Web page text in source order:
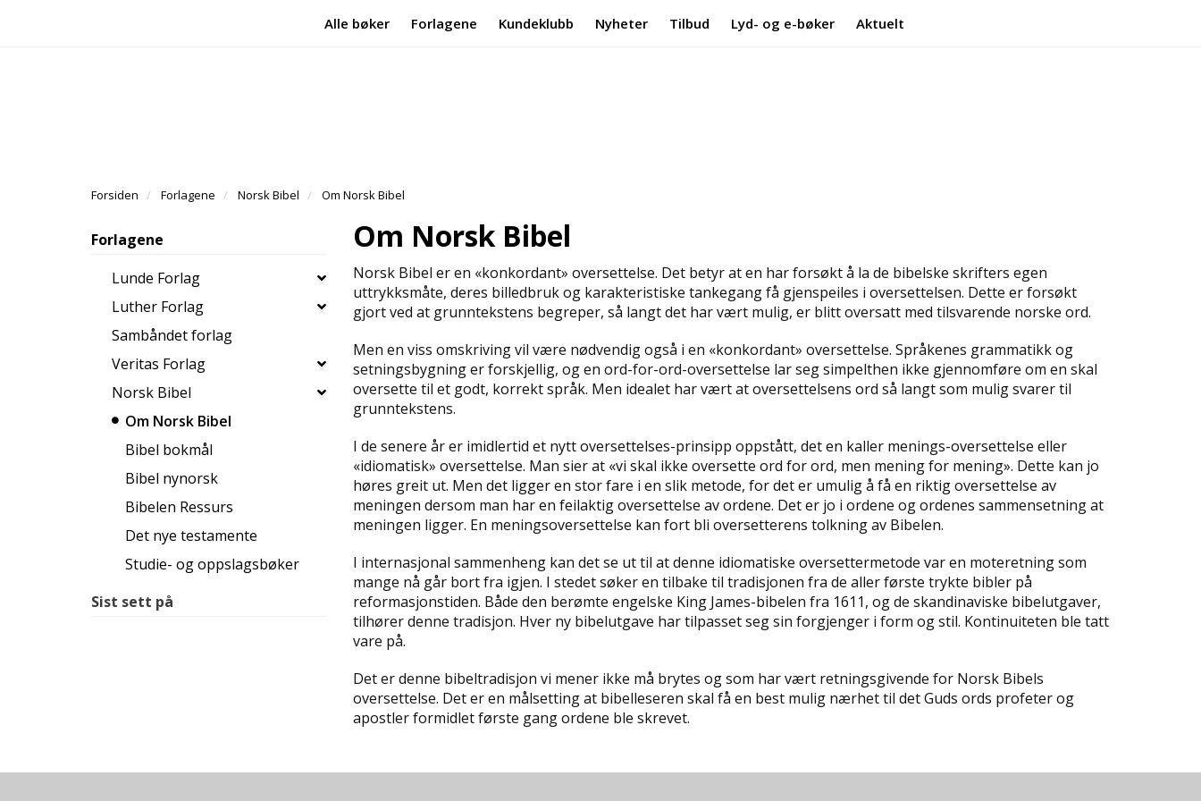
Alle bøker Forlagene Kundeklubb Nyheter Tilbud Lyd- og e-bøker Aktuelt
Forsiden Forlagene Norsk Bibel Om Norsk Bibel
Forlagene
Lunde Forlag
Luther Forlag
Sambåndet forlag
Veritas Forlag
Norsk Bibel
Om Norsk Bibel
Bibel bokmål
Bibel nynorsk
Bibelen Ressurs
Det nye testamente
Studie- og oppslagsbøker
Sist sett på
Om Norsk Bibel
Norsk Bibel er en «konkordant» oversettelse. Det betyr at en har forsøkt å la de bibelske skrifters egen
uttrykksmåte, deres billedbruk og karakteristiske tankegang få gjenspeiles i oversettelsen. Dette er forsøkt
gjort ved at grunntekstens begreper, så langt det har vært mulig, er blitt oversatt med tilsvarende norske ord.
Men en viss omskriving vil være nødvendig også i en «konkordant» oversettelse. Språkenes grammatikk og
setningsbygning er forskjellig, og en ord-for-ord-oversettelse lar seg simpelthen ikke gjennomføre om en skal
oversette til et godt, korrekt språk. Men idealet har vært at oversettelsens ord så langt som mulig svarer til
grunntekstens.
I de senere år er imidlertid et nytt oversettelses-prinsipp oppstått, det en kaller menings-oversettelse eller
«idiomatisk» oversettelse. Man sier at «vi skal ikke oversette ord for ord, men mening for mening». Dette kan jo
høres greit ut. Men det ligger en stor fare i en slik metode, for det er umulig å få en riktig oversettelse av
meningen dersom man har en feilaktig oversettelse av ordene. Det er jo i ordene og ordenes sammensetning at
meningen ligger. En meningsoversettelse kan fort bli oversetterens tolkning av Bibelen.
I internasjonal sammenheng kan det se ut til at denne idiomatiske oversettermetode var en moteretning som
mange nå går bort fra igjen. I stedet søker en tilbake til tradisjonen fra de aller første trykte bibler på
reformasjonstiden. Både den berømte engelske King James-bibelen fra 1611, og de skandinaviske bibelutgaver,
tilhører denne tradisjon. Hver ny bibelutgave har tilpasset seg sin forgjenger i form og stil. Kontinuiteten ble tatt
vare på.
Det er denne bibeltradisjon vi mener ikke må brytes og som har vært retningsgivende for Norsk Bibels
oversettelse. Det er en målsetting at bibelleseren skal få en best mulig nærhet til det Guds ords profeter og
apostler formidlet første gang ordene ble skrevet.